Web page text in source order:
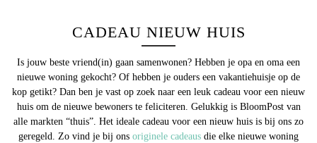
CADEAU NIEUW HUIS
Is jouw beste vriend(in) gaan samenwonen? Hebben je opa en oma een
nieuwe woning gekocht? Of hebben je ouders een vakantiehuisje op de
kop getikt? Dan ben je vast op zoek naar een leuk cadeau voor een nieuw
huisom de nieuwe bewoners te feliciteren. Gelukkig is BloomPost van
alle markten “thuis”. Het ideale cadeau voor een nieuw huis is bij ons zo
geregeld. Zo vind je bij ons originele cadeaus die elke nieuwe woning